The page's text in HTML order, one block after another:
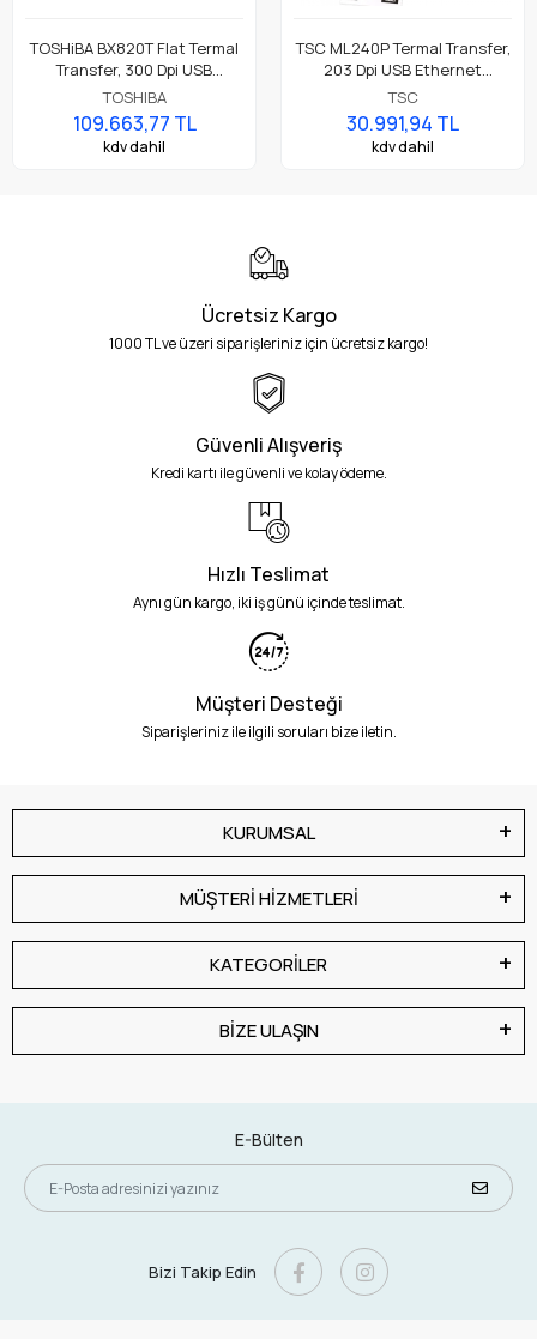
TOSHiBA BX820T Flat Termal
Transfer, 300 Dpi USB
Ethernet, 8" A4 Premium
Endüstriyel Barkod Etiket
Yazıcı
TOSHIBA
109.663,77 TL
kdv dahil
TSC ML240P Termal Transfer,
203 Dpi USB Ethernet
Endüstriyel Barkod Etiket
Rulo Yazıcı
TSC
30.991,94 TL
kdv dahil
Ücretsiz Kargo
1000 TL ve üzeri siparişleriniz için ücretsiz kargo!
Güvenli Alışveriş
Kredi kartı ile güvenli ve kolay ödeme.
Hızlı Teslimat
Aynı gün kargo, iki iş günü içinde teslimat.
Müşteri Desteği
Siparişleriniz ile ilgili soruları bize iletin.
KURUMSAL
MÜŞTERİ HİZMETLERİ
KATEGORİLER
BİZE ULAŞIN
E-Bülten
Bizi Takip Edin